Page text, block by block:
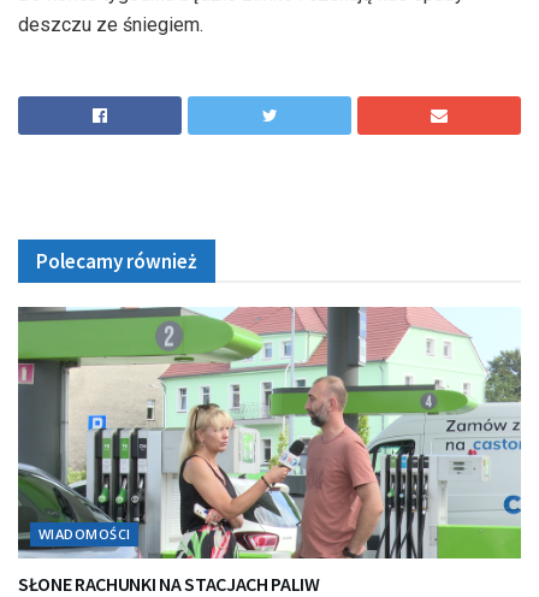
deszczu ze śniegiem.
Polecamy również
WIADOMOŚCI
SŁONE RACHUNKI NA STACJACH PALIW